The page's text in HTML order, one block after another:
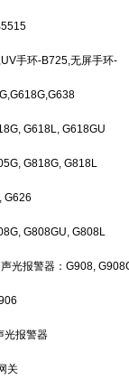
手环-B725,无屏手环-
G618L, G618GU
G818G, G818L
G626
G808GU, G808L
光报警器：G908,
光报警器
关